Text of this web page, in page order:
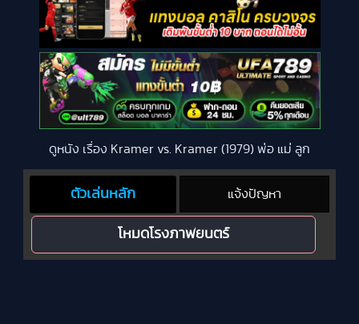
ดูหนัง เรื่อง Kramer vs. Kramer (1979) พ่อ แม่ ลูก
ตัวเล่นหลัก แจ้งปัญหา
โหมดโรงภาพยนตร์